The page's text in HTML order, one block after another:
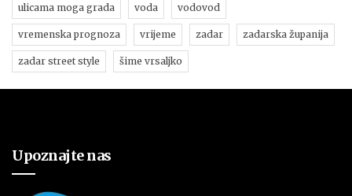
ulicama moga grada voda vodovod
vremenska prognoza vrijeme zadar zadarska županija
zadar street style šime vrsaljko
Upoznajte nas